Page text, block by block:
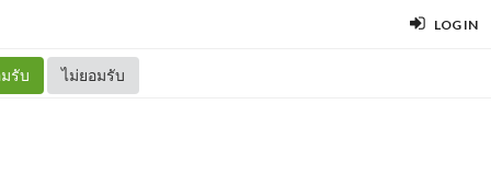
LOG IN
รับ ไม่ยอมรับ